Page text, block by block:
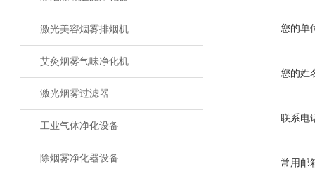
激光美容烟雾排烟机
艾灸烟雾气味净化机
激光烟雾过滤器
工业气体净化设备
除烟雾净化器设备
您的单
您的姓
联系电
常用邮